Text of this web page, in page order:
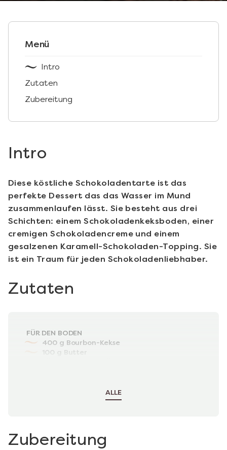
Intro
Diese köstliche Schokoladentarte ist das
perfekte Dessert das das Wasser im Mund
zusammenlaufen lässt. Sie besteht aus drei
Schichten: einem Schokoladenkeksboden, einer
cremigen Schokoladencreme und einem
gesalzenen Karamell-Schokoladen-Topping. Sie
ist ein Traum für jeden Schokoladenliebhaber.
Zutaten
FÜR DEN BODEN
400 g Bourbon-Kekse
100 g Butter
ALLE
Zubereitung
Menü
Intro
Zutaten
Zubereitung